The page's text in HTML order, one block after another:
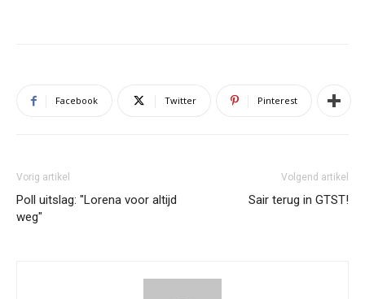
Facebook Twitter Pinterest
Vorig artikel
Poll uitslag: "Lorena voor altijd
weg"
Volgend artikel
Sair terug in GTST!